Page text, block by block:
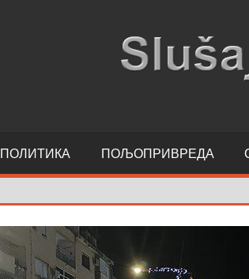
ПОЛИТИКА ПОЉОПРИВРЕДА